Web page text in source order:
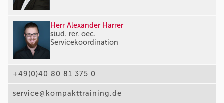
Herr Alexander Harrer
stud. rer. oec.
Servicekoordination
+49(0)40 80 81 375 0
service@kompakttraining.de